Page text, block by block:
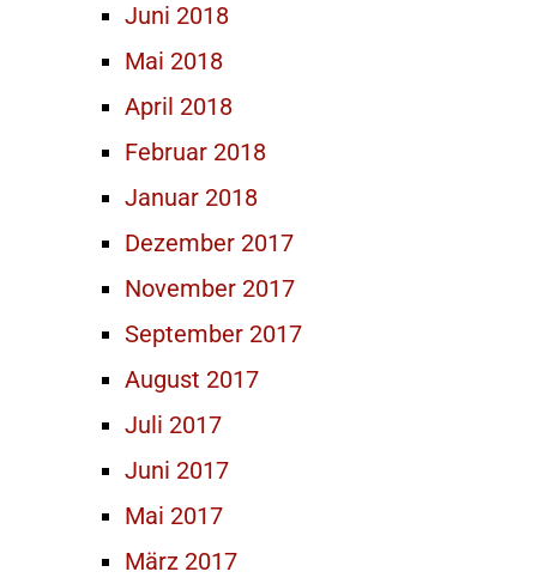
Juni 2018
Mai 2018
April 2018
Februar 2018
Januar 2018
Dezember 2017
November 2017
September 2017
August 2017
Juli 2017
Juni 2017
Mai 2017
März 2017